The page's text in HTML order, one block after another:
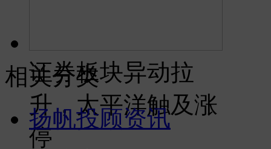
证券板块异动拉
升，太平洋触及涨
停
相关分类
扬帆投顾资讯